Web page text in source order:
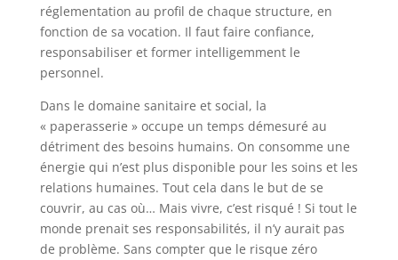
réglementation au profil de chaque structure, en
fonction de sa vocation. Il faut faire confiance,
responsabiliser et former intelligemment le
personnel.
Dans le domaine sanitaire et social, la
« paperasserie » occupe un temps démesuré au
détriment des besoins humains. On consomme une
énergie qui n’est plus disponible pour les soins et les
relations humaines. Tout cela dans le but de se
couvrir, au cas où… Mais vivre, c’est risqué ! Si tout le
monde prenait ses responsabilités, il n’y aurait pas
de problème. Sans compter que le risque zéro